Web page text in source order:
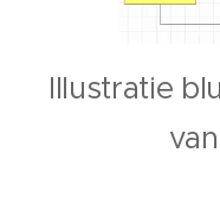
Illustratie